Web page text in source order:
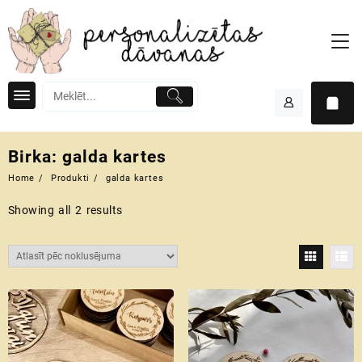
to
content
Birka: galda kartes
Home Produkti galda kartes
Showing all 2 results